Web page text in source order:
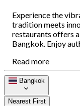
Experience the
tradition meets
restaurants offers
Bangkok. Enjoy
Read more
Bangkok
Nearest First